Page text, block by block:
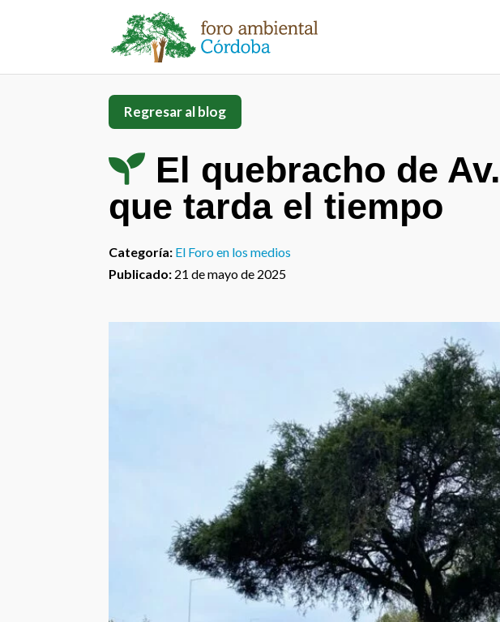
Regresar al blog
El quebracho de
que tarda el tiempo
Categoría: El Foro en los medios
Publicado: 21 de mayo de 2025